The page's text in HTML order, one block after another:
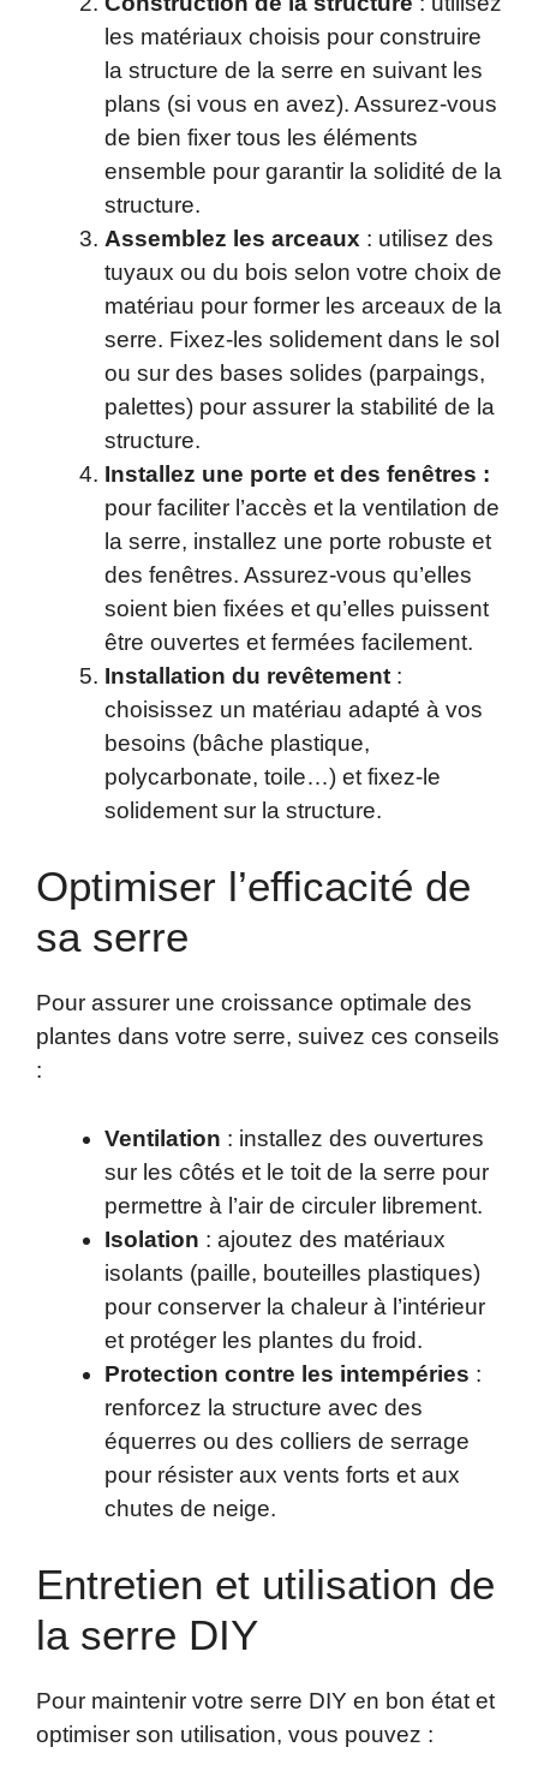
les matériaux choisis pour construire
la structure de la serre en suivant les
plans (si vous en avez). Assurez-vous
de bien fixer tous les éléments
ensemble pour garantir la solidité de la
structure.
Assemblez les arceaux : utilisez des
tuyaux ou du bois selon votre choix de
matériau pour former les arceaux de la
serre. Fixez-les solidement dans le sol
ou sur des bases solides (parpaings,
palettes) pour assurer la stabilité de la
structure.
Installez une porte et des fenêtres :
pour faciliter l’accès et la ventilation de
la serre, installez une porte robuste et
des fenêtres. Assurez-vous qu’elles
soient bien fixées et qu’elles puissent
être ouvertes et fermées facilement.
Installation du revêtement :
choisissez un matériau adapté à vos
besoins (bâche plastique,
polycarbonate, toile…) et fixez-le
solidement sur la structure.
Optimiser l’efficacité de
sa serre
Pour assurer une croissance optimale des
plantes dans votre serre, suivez ces conseils
:
Ventilation : installez des ouvertures
sur les côtés et le toit de la serre pour
permettre à l’air de circuler librement.
Isolation : ajoutez des matériaux
isolants (paille, bouteilles plastiques)
pour conserver la chaleur à l’intérieur
et protéger les plantes du froid.
Protection contre les intempéries :
renforcez la structure avec des
équerres ou des colliers de serrage
pour résister aux vents forts et aux
chutes de neige.
Entretien et utilisation de
la serre DIY
Pour maintenir votre serre DIY en bon état et
optimiser son utilisation, vous pouvez :